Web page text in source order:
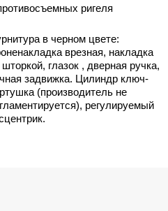
ригеля
в черном цвете:
врезная, накладка
глазок , дверная ручка,
задвижка. Цилиндр ключ-
(производитель не
регулируемый